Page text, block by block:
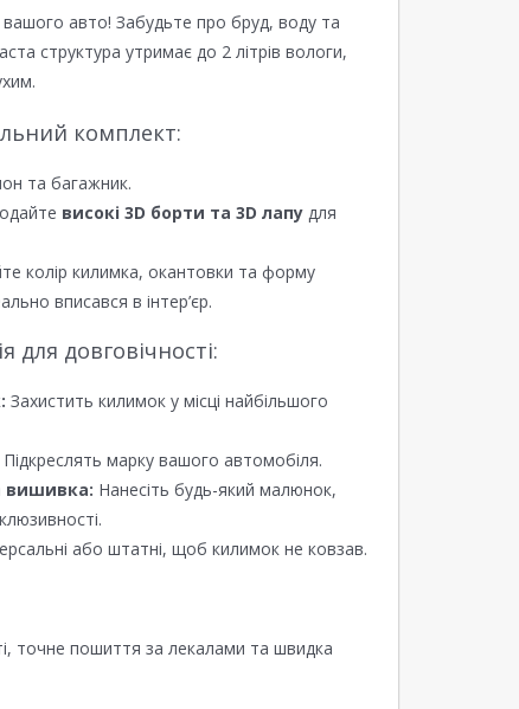
авто! Забудьте про бруд, воду та
структура утримає до 2 літрів вологи,
комплект:
та багажник.
високі 3D борти та 3D лапу для
колір килимка, окантовки та форму
вписався в інтер’єр.
для довговічності:
Захистить килимок у місці найбільшого
Підкреслять марку вашого автомобіля.
вишивка: Нанесіть будь-який малюнок,
або штатні, щоб килимок не ковзав.
точне пошиття за лекалами та швидка